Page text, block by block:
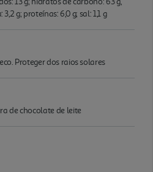
g; proteínas: 6,0 g; sal: 1,1 g
Proteger dos raios solares
de chocolate de leite